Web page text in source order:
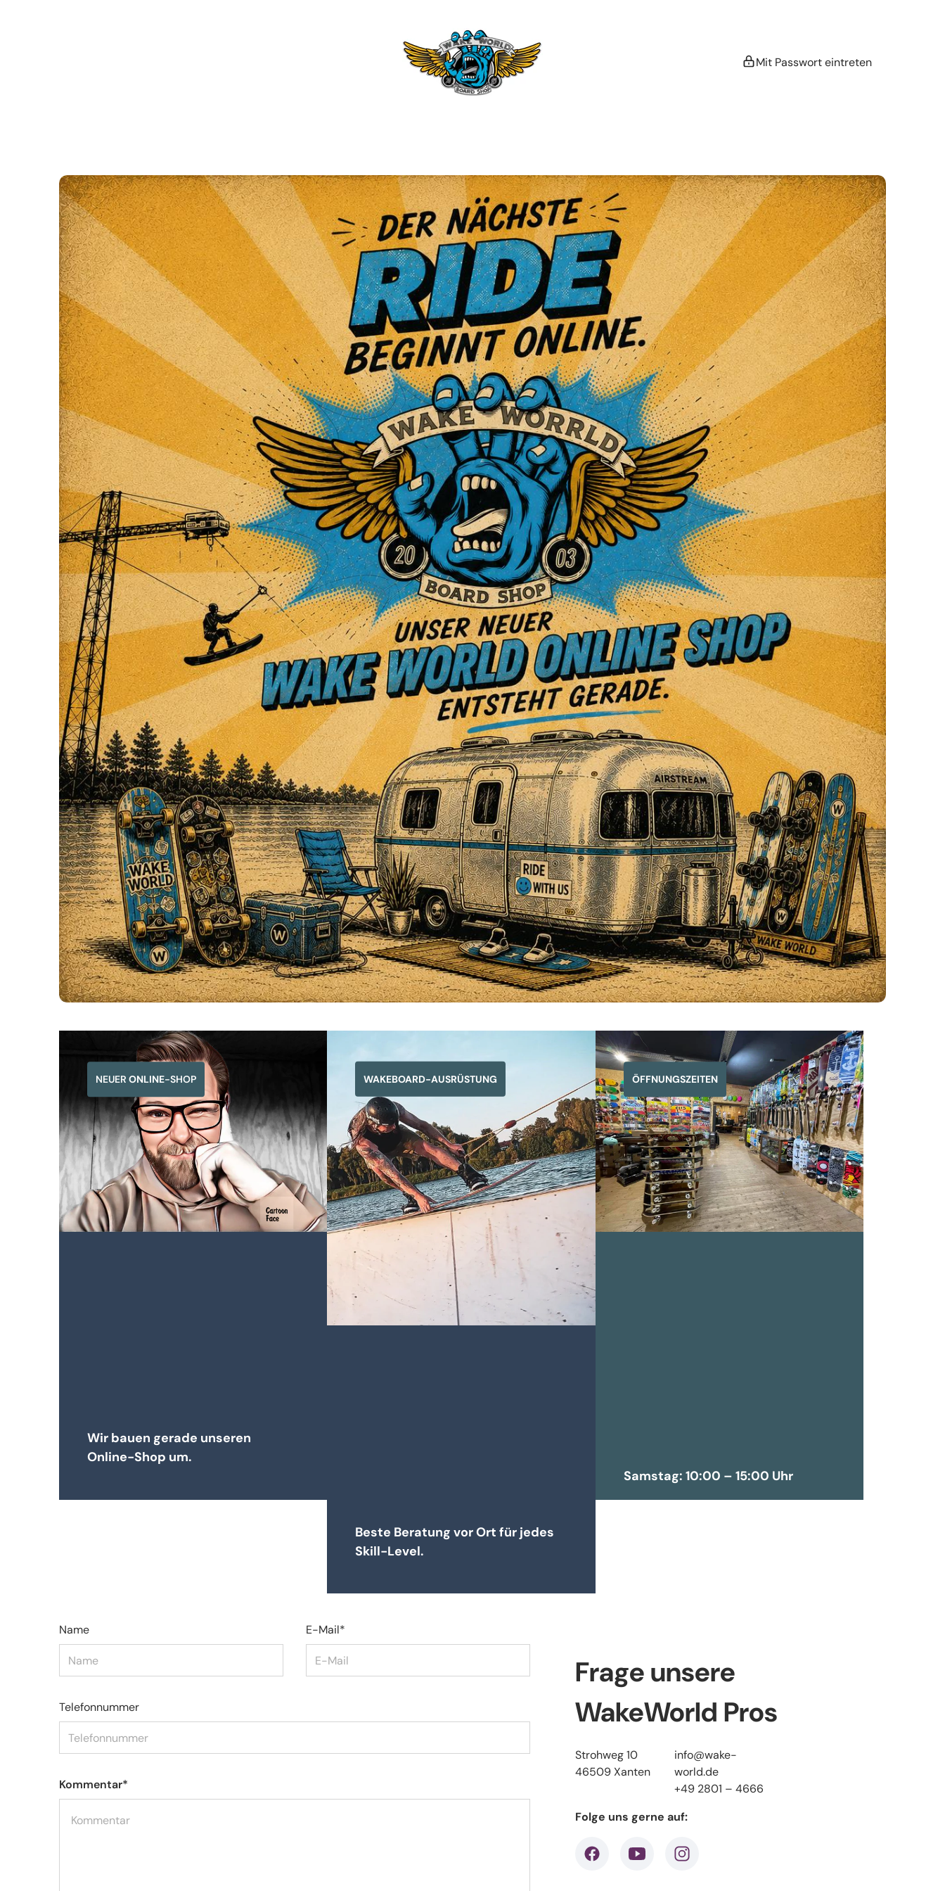
Mit Passwort eintreten
NEUER ONLINE-SHOP
Wir bauen gerade unseren
Online-Shop um.
WAKEBOARD-AUSRÜSTUNG
Beste Beratung vor Ort für jedes
Skill-Level.
ÖFFNUNGSZEITEN
Samstag: 10:00 – 15:00 Uhr
Name E-Mail*
Telefonnummer
Kommentar*
Frage unsere
WakeWorld Pros
Strohweg 10
46509 Xanten
info@wake-
world.de
+49 2801 – 4666
Folge uns gerne auf: